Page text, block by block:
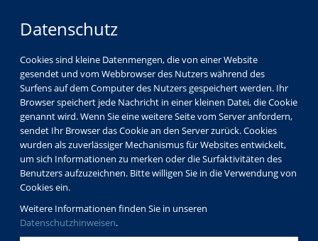
Datenschutz
Cookies sind kleine Datenmengen, die von einer Website
gesendet und vom Webbrowser des Nutzers während des
Surfens auf dem Computer des Nutzers gespeichert werden. Ihr
Browser speichert jede Nachricht in einer kleinen Datei, die Cookie
genannt wird. Wenn Sie eine weitere Seite vom Server anfordern,
sendet Ihr Browser das Cookie an den Server zurück. Cookies
wurden als zuverlässiger Mechanismus für Websites entwickelt,
um sich Informationen zu merken oder die Surfaktivitäten des
Benutzers aufzuzeichnen. Bitte willigen Sie in die Verwendung von
Cookies ein.
Weitere Informationen finden Sie in unseren
Datenschutzhinweisen.